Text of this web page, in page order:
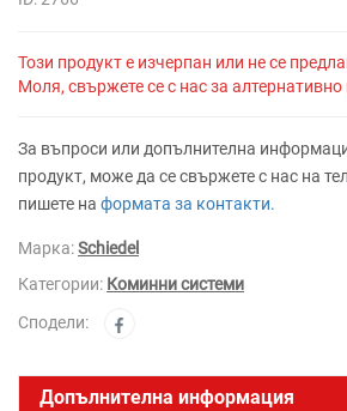
Този продукт е изчерпан или не се
Моля, свържете се с нас за
За въпроси или допълнителна
продукт, може да се свържете с нас на
пишете на формата за контакти.
Марка:Schiedel
Категории: Коминни системи
Сподели:
Допълнителна информация